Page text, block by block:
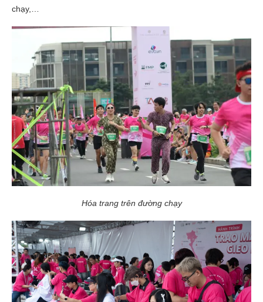
chạy,…
Hóa trang trên đường chạy